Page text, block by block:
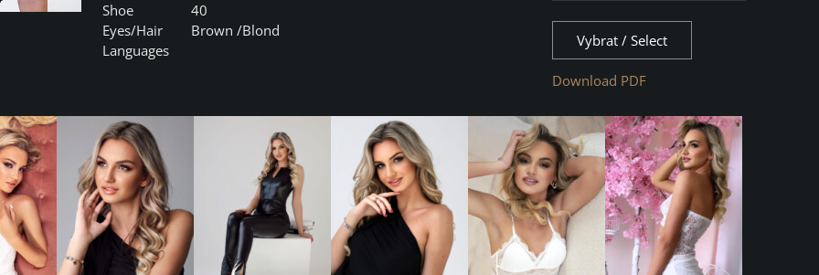
Shoe
40
Eyes/Hair
Brown /Blond
Languages
Vybrat / Select
Download PDF